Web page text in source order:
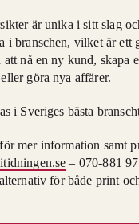
är unika i sitt slag
i branschen, vilket är ett
nå en ny kund, skapa
göra nya affärer.
i Sveriges bästa
mer information samt
– 070-881
för både print